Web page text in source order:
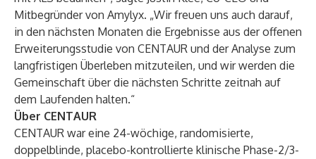
Mitbegründer von Amylyx. „Wir freuen uns auch darauf,
in den nächsten Monaten die Ergebnisse aus der offenen
Erweiterungsstudie von CENTAUR und der Analyse zum
langfristigen Überleben mitzuteilen, und wir werden die
Gemeinschaft über die nächsten Schritte zeitnah auf
dem Laufenden halten.“
Über CENTAUR
CENTAUR war eine 24-wöchige, randomisierte,
doppelblinde, placebo-kontrollierte klinische Phase-2/3-